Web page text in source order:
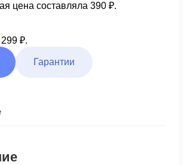
цена составляла 390 ₽.
₽.
Гарантии